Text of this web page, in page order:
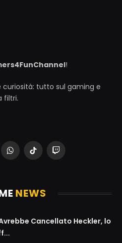
!
curiosità: tutto sul gaming e
filtri.
WhatsAppTikTokTwitch
NEWS
Cancellato Heckler, lo